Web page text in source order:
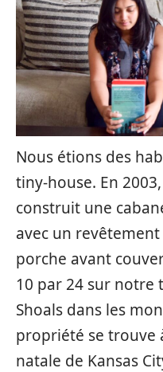
Nous étions des
tiny-house. En
construit une
avec un
porche avant
10 par 24 sur notre
Shoals dans les
propriété se trouve
natale de Kansas